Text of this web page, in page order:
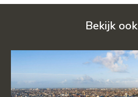
Bekijk ook